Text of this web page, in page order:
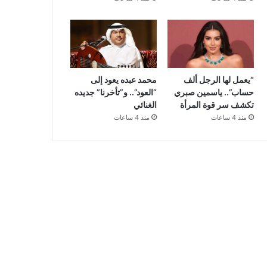
“يعمل لها الرجل ألف
حساب”.. ياسمين صبري
تكشف سر قوة المرأة
منذ 4 ساعات
محمد عبده يعود إلى
“العود”.. و”تأخرنا” جديده
الغنائي
منذ 4 ساعات